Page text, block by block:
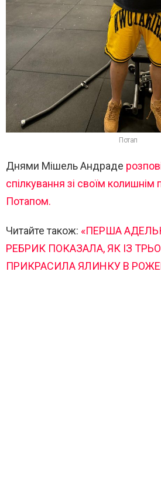
Потап
Днями Мішель Андраде
спілкування зі своїм
Потапом.
Читайте також: «ПЕРША
РЕБРИК ПОКАЗАЛА, ЯК ІЗ
ПРИКРАСИЛА ЯЛИНКУ В